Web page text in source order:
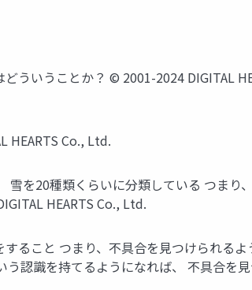
ういうことか？ © 2001-2024 DIGITAL
HEARTS Co., Ltd.
を20種類くらいに分類している つまり
HEARTS Co., Ltd.
ること つまり、不具合を見つけられるよ
認識を持てるようになれば、 不具合を